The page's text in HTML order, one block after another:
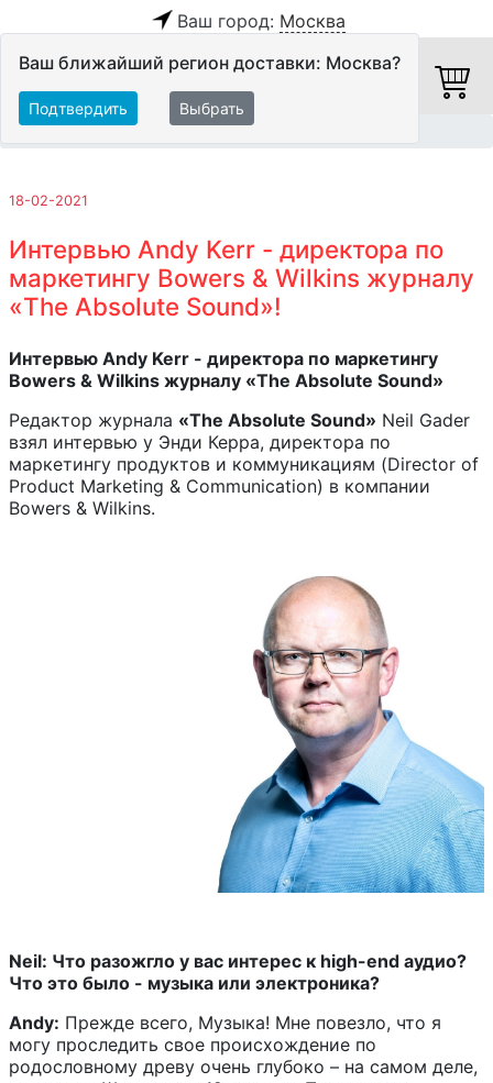
Ваш город: Москва
Ваш ближайший регион доставки: Москва?
Подтвердить Выбрать
18-02-2021
Интервью Andy Kerr - директора по
маркетингу Bowers & Wilkins журналу
«The Absolute Sound»!
Интервью Andy Kerr - директора по маркетингу
Bowers & Wilkins журналу «The Absolute Sound»
Редактор журнала «The Absolute Sound» Neil Gader
взял интервью у Энди Керра, директора по
маркетингу продуктов и коммуникациям (Director of
Product Marketing & Communication) в компании
Bowers & Wilkins.
Neil: Что разожгло у вас интерес к high-end аудио?
Что это было - музыка или электроника?
Andy: Прежде всего, Музыка! Мне повезло, что я
могу проследить свое происхождение по
родословному древу очень глубоко – на самом деле,